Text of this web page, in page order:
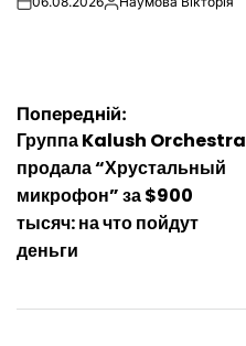
on Опубліковано
Навігація
записів
Попередній:
Группа Kalush Orchestra
продала “Хрустальный
микрофон” за $900
тысяч: на что пойдут
деньги